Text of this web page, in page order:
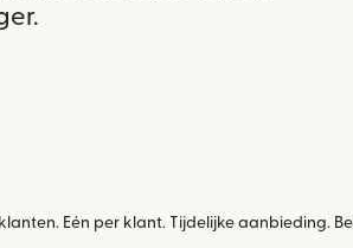
Eén per klant. Tijdelijke aanbieding.